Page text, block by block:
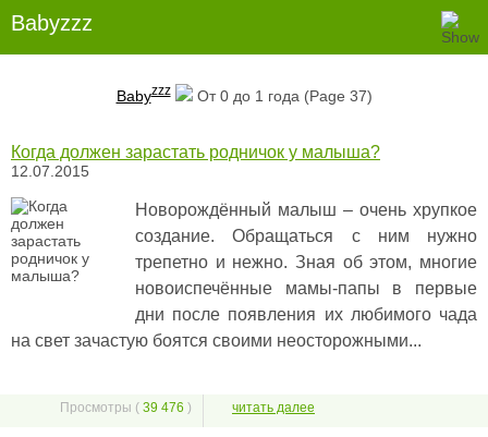
Babyzzz
Babyzzz От 0 до 1 года (Page 37)
Когда должен зарастать родничок у малыша?
12.07.2015
Новорождённый малыш – очень хрупкое
создание. Обращаться с ним нужно
трепетно и нежно. Зная об этом, многие
новоиспечённые мамы-папы в первые
дни после появления их любимого чада
на свет зачастую боятся своими неосторожными...
Просмотры ( 39 476 ) читать далее